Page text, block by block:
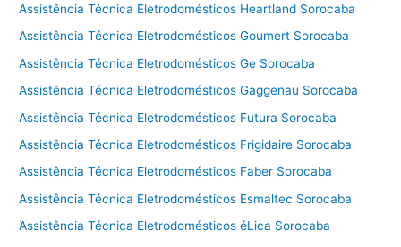
Assistência Técnica Eletrodomésticos Heartland Sorocaba
Assistência Técnica Eletrodomésticos Goumert Sorocaba
Assistência Técnica Eletrodomésticos Ge Sorocaba
Assistência Técnica Eletrodomésticos Gaggenau Sorocaba
Assistência Técnica Eletrodomésticos Futura Sorocaba
Assistência Técnica Eletrodomésticos Frigidaire Sorocaba
Assistência Técnica Eletrodomésticos Faber Sorocaba
Assistência Técnica Eletrodomésticos Esmaltec Sorocaba
Assistência Técnica Eletrodomésticos éLica Sorocaba